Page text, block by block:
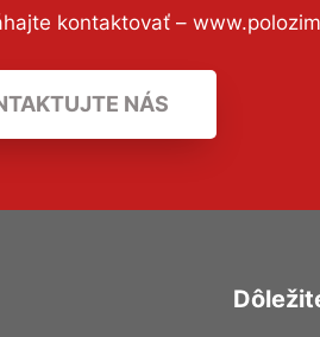
kontaktovať –
NÁS